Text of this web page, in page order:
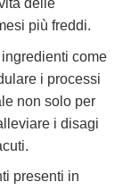
delle
più freddi.
come
i processi
non solo per
i disagi
presenti in